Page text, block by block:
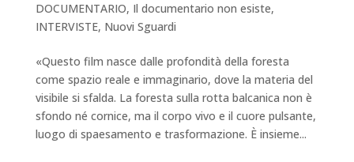
DOCUMENTARIO, Il documentario non esiste,
INTERVISTE, Nuovi Sguardi
«Questo film nasce dalle profondità della foresta
come spazio reale e immaginario, dove la materia del
visibile si sfalda. La foresta sulla rotta balcanica non è
sfondo né cornice, ma il corpo vivo e il cuore pulsante,
luogo di spaesamento e trasformazione. È insieme...